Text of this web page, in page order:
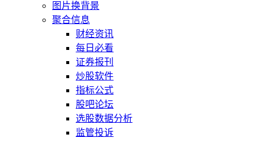
图片换背景
聚合信息
财经资讯
每日必看
证券报刊
炒股软件
指标公式
股吧论坛
选股数据分析
监管投诉